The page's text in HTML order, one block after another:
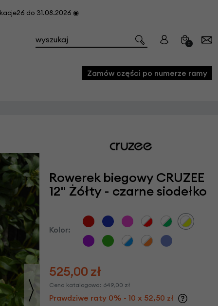
do 31.08.2026 ◉
0
i konserwacji roweru
Zamów części po numerze ramy
Rowerek biegowy CRUZEE
12" Żółty - czarne siodełko
Kolor:
525,00 zł
Cena katalogowa: 649,00 zł
Prawdziwe raty 0% - 10 x 52,50 zł